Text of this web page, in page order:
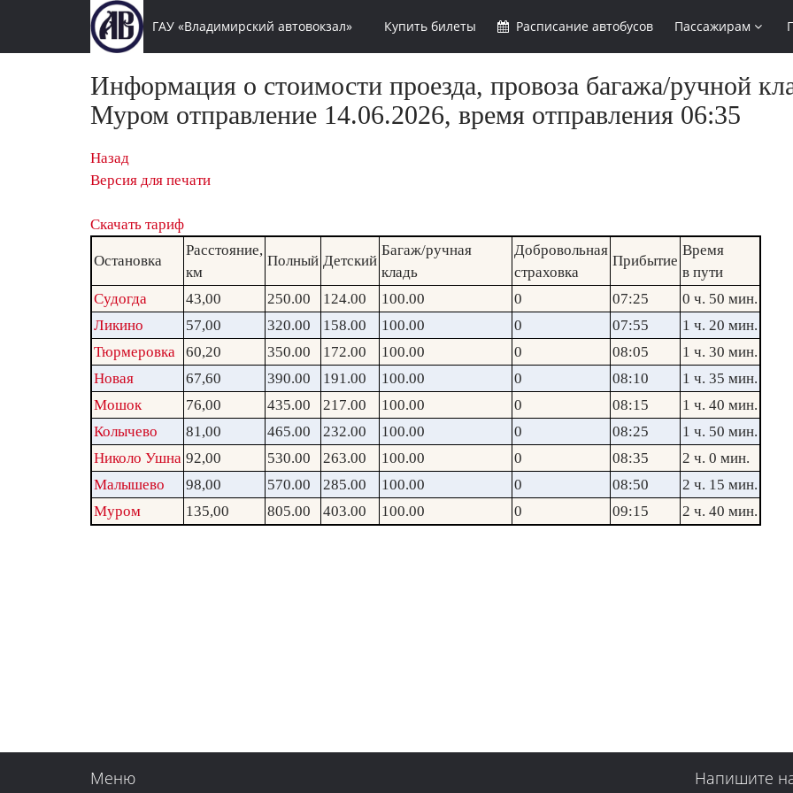
ГАУ «Владимирский автовокзал» Купить билеты Расписание автобусов Пассажирам
Информация о стоимости проезда, провоза багажа/ручной
Муром отправление 14.06.2026, время отправления 06:35
Назад
Версия для печати
Скачать тариф
Остановка
Расстояние,
км
Полный Детский
Багаж/ручная
кладь
Добровольная
страховка
Прибытие
Время
в пути
Судогда
43,00 250.00 124.00 100.00 0 07:25
0 ч. 50 мин.
Ликино
57,00 320.00 158.00 100.00 0 07:55
1 ч. 20 мин.
Тюрмеровка
60,20 350.00 172.00 100.00 0 08:05
1 ч. 30 мин.
Новая
67,60 390.00 191.00 100.00 0 08:10
1 ч. 35 мин.
Мошок
76,00 435.00 217.00 100.00 0 08:15
1 ч. 40 мин.
Колычево
81,00 465.00 232.00 100.00 0 08:25
1 ч. 50 мин.
Николо Ушна 92,00 530.00 263.00 100.00 0 08:35
2 ч. 0 мин.
Малышево
98,00 570.00 285.00 100.00 0 08:50
2 ч. 15 мин.
Муром
135,00 805.00 403.00 100.00 0 09:15 2 ч. 40 мин.
Меню Напишите